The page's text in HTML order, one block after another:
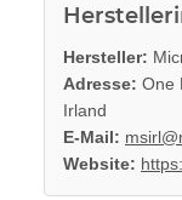
Hersteller:
Adresse: One
Irland
E-Mail:
Website: